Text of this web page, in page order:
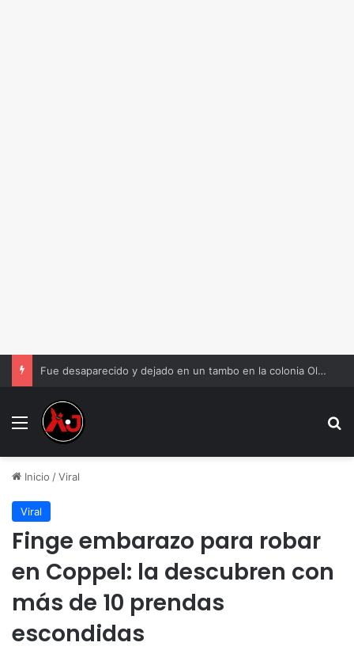
Fue desaparecido y dejado en un tambo en la colonia Olivia Espinoza
Menu
Inicio /Viral
Viral
Finge embarazo para robar
en Coppel: la descubren con
más de 10 prendas
escondidas